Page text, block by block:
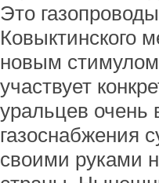
Это
Ковыктинского
новым
участвует
уральцев очень
газоснабжения
своими руками